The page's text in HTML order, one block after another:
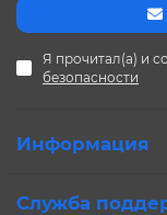
Я прочитал(а) и
безопасности
Информация
Служба